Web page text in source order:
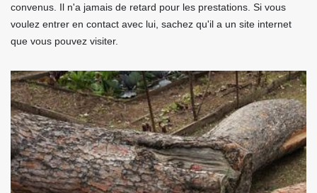
convenus. Il n'a jamais de retard pour les prestations. Si vous
voulez entrer en contact avec lui, sachez qu'il a un site internet
que vous pouvez visiter.